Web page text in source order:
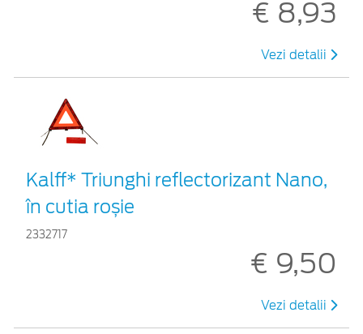
€ 8,93
Vezi detalii
Kalff* Triunghi reflectorizant Nano,
în cutia roșie
2332717
€ 9,50
Vezi detalii